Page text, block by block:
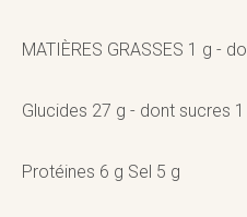
MATIÈRES GRASSES 1 g -
Glucides 27 g - dont sucres
Protéines 6 g Sel 5 g